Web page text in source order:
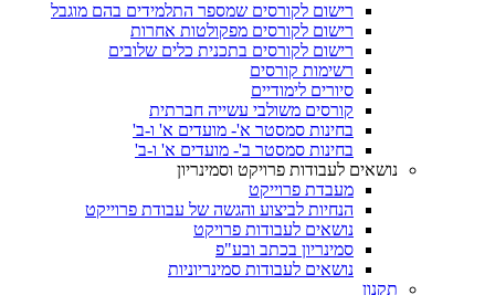
רישום לקורסים שמספר התלמידים בהם מוגבל
רישום לקורסים מפקולטות אחרות
רישום לקורסים בתכנית כלים שלובים
רשימות קורסים
סיורים לימודיים
קורסים משולבי עשייה חברתית
בחינות סמסטר א'- מועדים א' ו-ב'
בחינות סמסטר ב'- מועדים א' ו-ב'
נושאים לעבודות פרויקט וסמינריון
מעבדת פרוייקט
הנחיות לביצוע והגשה של עבודת פרוייקט
נושאים לעבודות פרויקט
סמינריון בכתב ובע"פ
נושאים לעבודות סמינריוניות
תקנון